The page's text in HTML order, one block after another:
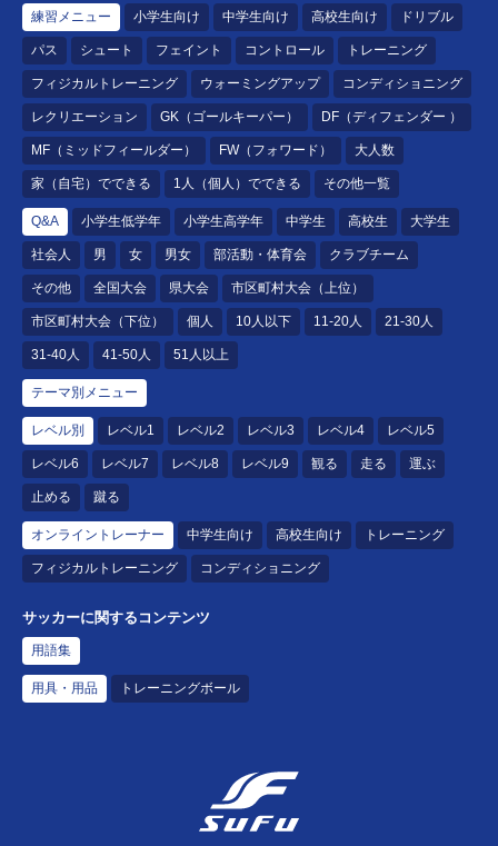
練習メニュー 小学生向け 中学生向け 高校生向け ドリブル
パス シュート フェイント コントロール トレーニング
フィジカルトレーニング ウォーミングアップ コンディショニング
レクリエーション GK（ゴールキーパー） DF（ディフェンダー ）
MF（ミッドフィールダー） FW（フォワード） 大人数
家（自宅）でできる 1人（個人）でできる その他一覧
Q&A 小学生低学年 小学生高学年 中学生 高校生 大学生
社会人 男 女 男女 部活動・体育会 クラブチーム
その他 全国大会 県大会 市区町村大会（上位）
市区町村大会（下位） 個人 10人以下 11-20人 21-30人
31-40人 41-50人 51人以上
テーマ別メニュー
レベル別 レベル1 レベル2 レベル3 レベル4 レベル5
レベル6 レベル7 レベル8 レベル9 観る 走る 運ぶ
止める 蹴る
オンライントレーナー 中学生向け 高校生向け トレーニング
フィジカルトレーニング コンディショニング
サッカーに関するコンテンツ
用語集
用具・用品 トレーニングボール